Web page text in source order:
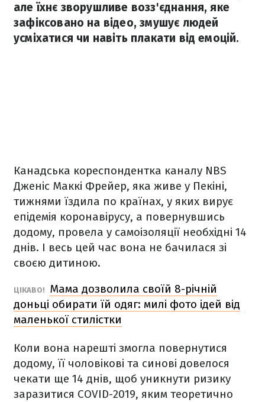
але їхнє зворушливе возз'єднання, яке
зафіксовано на відео, змушує людей
усміхатися чи навіть плакати від емоцій.
Канадська кореспондентка каналу NBS
Дженіс Маккі Фрейер, яка живе у Пекіні,
тижнями їздила по країнах, у яких вирує
епідемія коронавірусу, а повернувшись
додому, провела у самоізоляції необхідні 14
днів. І весь цей час вона не бачилася зі
своєю дитиною.
ЦІКАВО!
Мама дозволила своїй 8-річній
доньці обирати їй одяг: милі фото ідей від
маленької стилістки
Коли вона нарешті змогла повернутися
додому, її чоловікові та синові довелося
чекати ще 14 днів, щоб уникнути ризику
заразитися COVID-2019, яким теоретично